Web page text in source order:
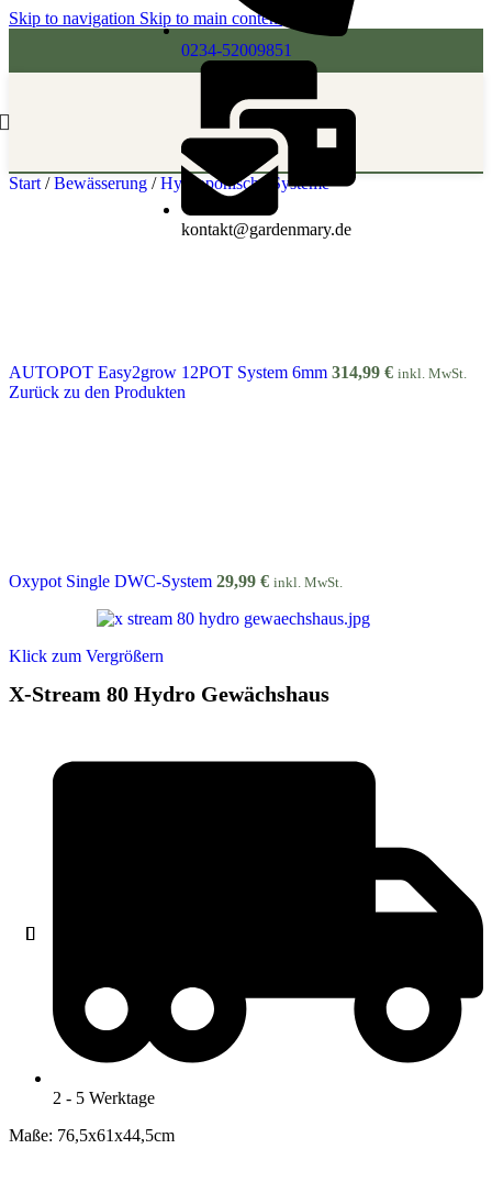
Skip to navigation Skip to main content
0234-52009851
kontakt@gardenmary.de
Start / Bewässerung / Hydroponische Systeme
AUTOPOT Easy2grow 12POT System 6mm 314,99 € inkl. MwSt.
Zurück zu den Produkten
Oxypot Single DWC-System 29,99 € inkl. MwSt.
Klick zum Vergrößern
X-Stream 80 Hydro Gewächshaus
2 - 5 Werktage
Maße: 76,5x61x44,5cm